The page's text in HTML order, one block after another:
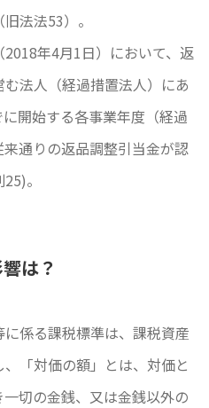
法法53）。
年4月1日）において、返
法人（経過措置法人）にあ
開始する各事業年度（経過
通りの返品調整引当金が認
。
は？
係る課税標準は、課税資産
「対価の額」とは、対価と
切の金銭、又は金銭以外の